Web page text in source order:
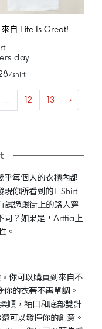
來自 Life Is Great!
day
/ shirt
... 12 13 ›
乎每個人的衣櫃內都
現你所看到的T-Shirt
試過跟街上的路人穿
同？如果是，Artfia上
。
你可以購買到來自不
的衣著不再單調。
順，袖口和底部雙針
可以發揮你的創意。